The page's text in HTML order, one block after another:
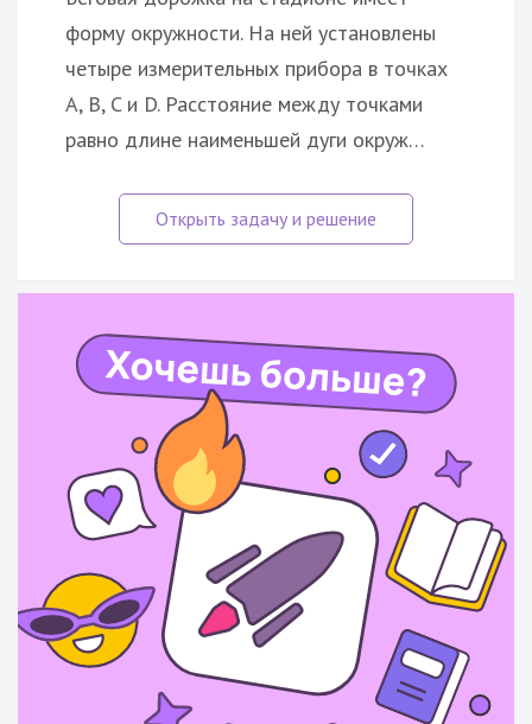
форму окружности. На ней установлены
четыре измерительных прибора в точках
A, B, C и D. Расстояние между точками
равно длине наименьшей дуги окруж…